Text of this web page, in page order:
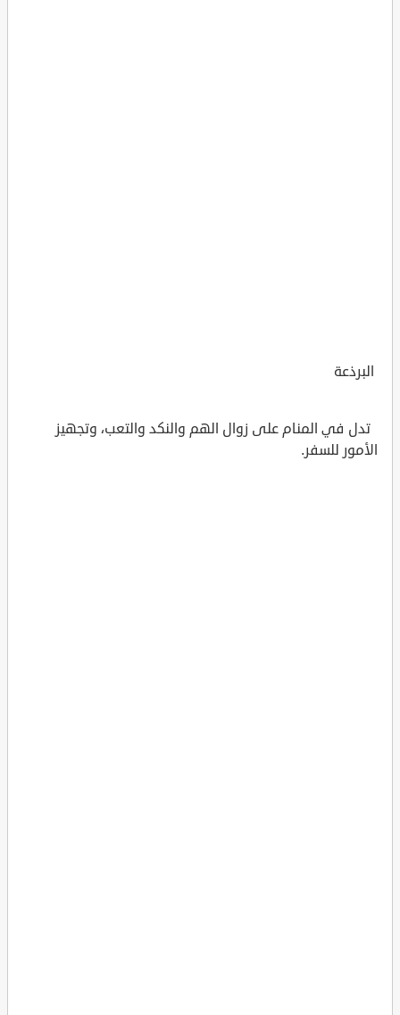
البرذعة
تدل في المنام على زوال الهم والنكد والتعب، وتجهيز
الأمور للسفر.